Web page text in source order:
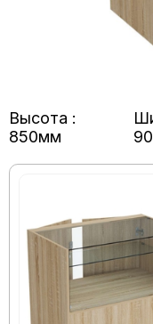
Высота :
850мм